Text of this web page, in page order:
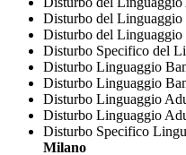
Disturbo del Linguaggio
Disturbo del Linguaggio
Disturbo Specifico del
Disturbo Linguaggio
Disturbo Linguaggio
Disturbo Linguaggio
Disturbo Linguaggio
Disturbo Specifico
Milano